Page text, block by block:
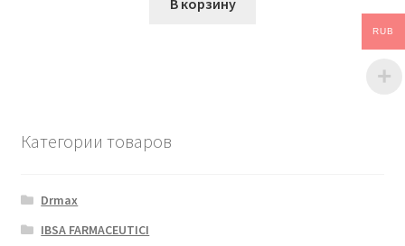
В корзину
Категории товаров
Drmax
IBSA FARMACEUTICI
RUB